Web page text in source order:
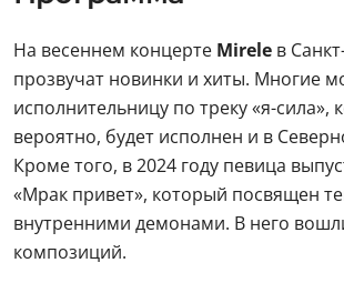
На весеннем концерте Mirele в
прозвучат новинки и хиты. Многие
исполнительницу по треку «я-сила»,
вероятно, будет исполнен и в
Кроме того, в 2024 году певица
«Мрак привет», который посвящен
внутренними демонами. В него
композиций.